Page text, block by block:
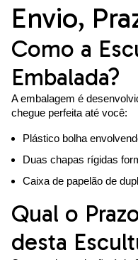
Envio,
Como a
Embalada?
A embalagem é
chegue perfeita até você:
Plástico bolha
Duas chapas rígidas
Caixa de papelão de
Qual o
desta